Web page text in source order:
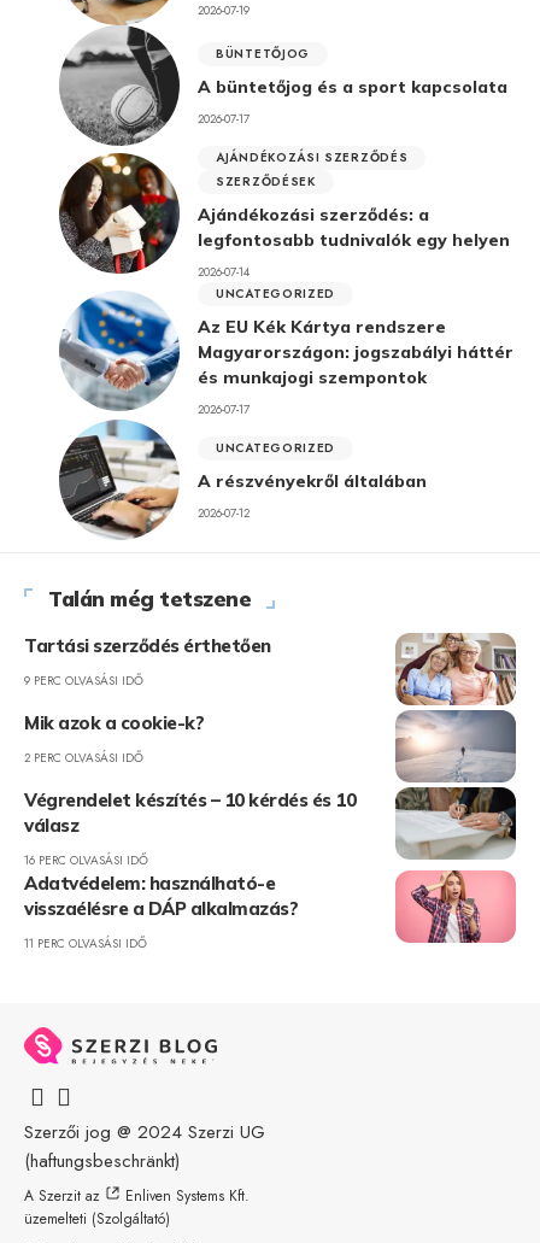
2026-07-19
BÜNTETŐJOG
A büntetőjog és a sport kapcsolata
2026-07-17
AJÁNDÉKOZÁSI SZERZŐDÉS
SZERZŐDÉSEK
Ajándékozási szerződés: a
legfontosabb tudnivalók egy helyen
2026-07-14
UNCATEGORIZED
Az EU Kék Kártya rendszere
Magyarországon: jogszabályi háttér
és munkajogi szempontok
2026-07-17
UNCATEGORIZED
A részvényekről általában
2026-07-12
Talán még tetszene
Tartási szerződés érthetően
9 PERC OLVASÁSI IDŐ
Mik azok a cookie-k?
2 PERC OLVASÁSI IDŐ
Végrendelet készítés – 10 kérdés és 10
válasz
16 PERC OLVASÁSI IDŐ
Adatvédelem: használható-e
visszaélésre a DÁP alkalmazás?
11 PERC OLVASÁSI IDŐ
Szerzői jog @ 2024 Szerzi UG
(haftungsbeschränkt)
A Szerzit az
Enliven Systems Kft.
üzemelteti (Szolgáltató)